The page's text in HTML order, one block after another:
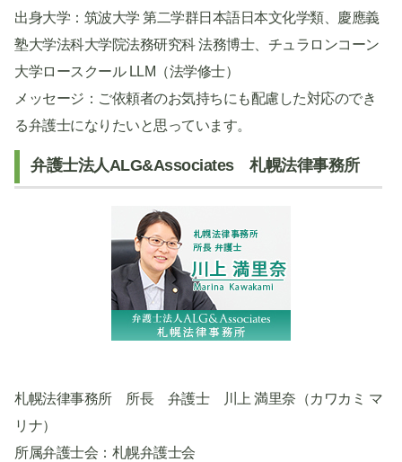
出身大学：筑波大学 第二学群日本語日本文化学類、慶應義
塾大学法科大学院法務研究科 法務博士、チュラロンコーン
大学ロースクール LLM（法学修士）
メッセージ：ご依頼者のお気持ちにも配慮した対応のでき
る弁護士になりたいと思っています。
弁護士法人ALG&Associates 札幌法律事務所
札幌法律事務所 所長 弁護士 川上 満里奈（カワカミ マ
リナ）
所属弁護士会：札幌弁護士会